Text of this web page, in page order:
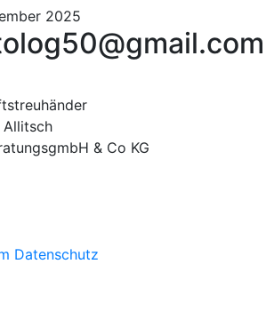
2025
Allitsch
& Co KG
Datenschutz